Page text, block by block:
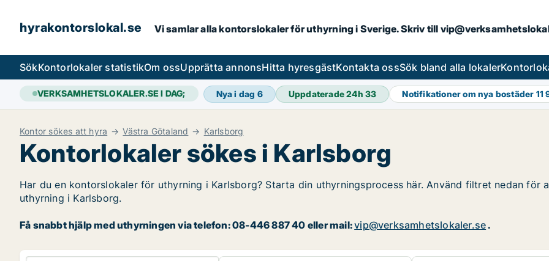
hyrakontorslokal.se Vi samlar alla kontorslokaler för uthyrning i Sverige. Skriv till
SökKontorlokaler statistikOm ossUpprätta annonsHitta hyresgästKontakta ossSök bland alla lokaler
VERKSAMHETSLOKALER.SE I DAG; Nya i dag 6 Uppdaterade 24h33 Notifikationer om nya bostäder 11
Kontor sökes att hyra Västra Götaland Karlsborg
Kontorlokaler sökes i Karlsborg
Har du en kontorslokaler för uthyrning i Karlsborg? Starta din uthyrningsprocess här. Använd filtret nedan
uthyrning i Karlsborg.
Få snabbt hjälp med uthyrningen via telefon: 08-446 887 40 eller mail:vip@verksamhetslokaler.se.